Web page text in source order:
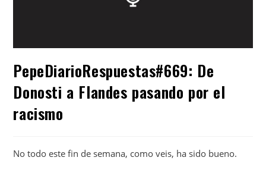
PepeDiarioRespuestas#669: De
Donosti a Flandes pasando por el
racismo
No todo este fin de semana, como veis, ha sido bueno.